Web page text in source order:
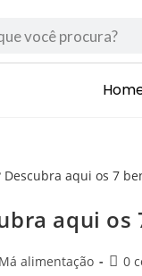
aqui os
Má alimentação 0